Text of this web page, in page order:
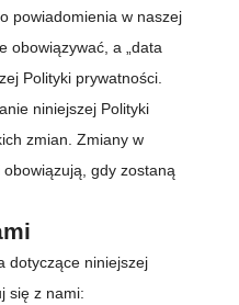
powiadomienia w naszej
obowiązywać, a „data
Polityki prywatności.
niniejszej Polityki
zmian. Zmiany w
gdy zostaną
dotyczące niniejszej
się z nami: